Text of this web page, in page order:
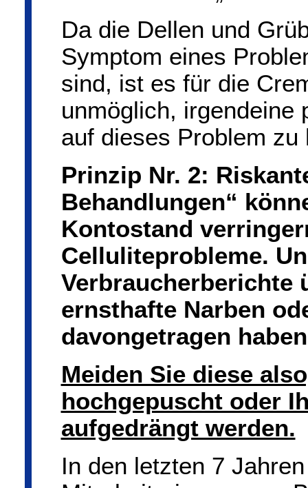
Da die Dellen und
Symptom eines
sind, ist es für die
unmöglich, irgendeine
auf dieses Problem zu
Prinzip Nr. 2:
Behandlungen“
Kontostand
Celluliteprobleme.
Verbraucherberichte
ernsthafte Narben
davongetragen
Meiden Sie diese
hochgepuscht oder
aufgedrängt werden.
In den letzten 7